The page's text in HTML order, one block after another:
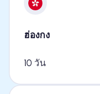
ฮ่องกง
10 วัน